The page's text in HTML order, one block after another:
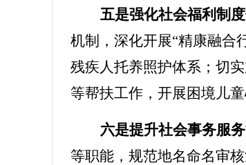
五是强化社会福利制
机制，深化开展“精康融合
残疾人托养照护体系；切
等帮扶工作，开展困境儿
六是提升社会事务服
等职能，规范地名命名审